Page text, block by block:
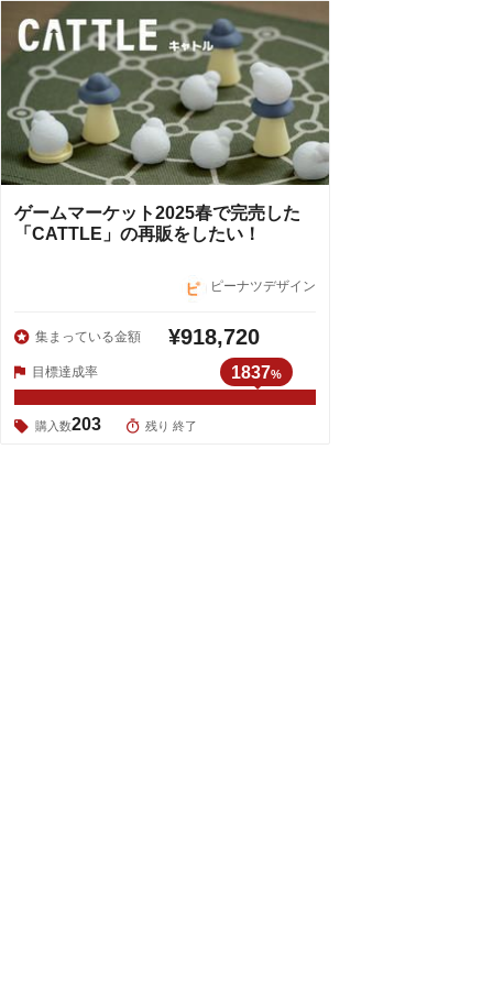
ゲームマーケット2025春で完売した
「CATTLE」の再販をしたい！
ピーナツデザイン
集まっている金額 ¥918,720
目標達成率 1837%
購入数203 残り 終了